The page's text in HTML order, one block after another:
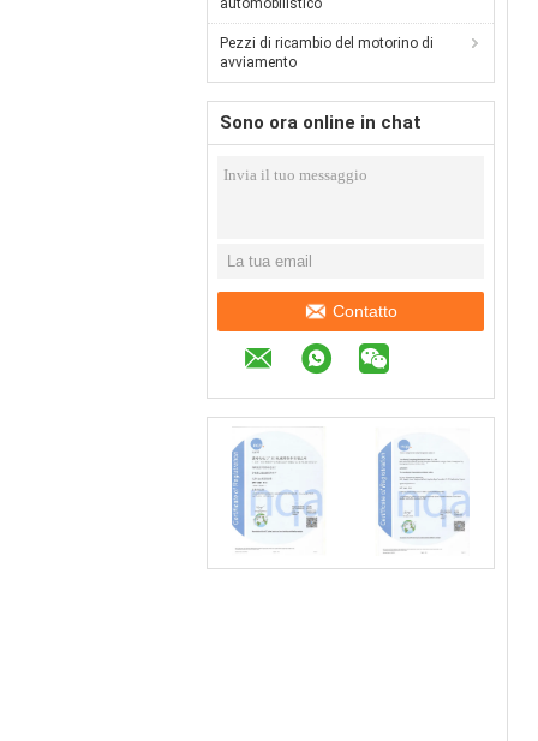
automobilistico
Pezzi di ricambio del motorino di
avviamento
Sono ora online in chat
Contatto